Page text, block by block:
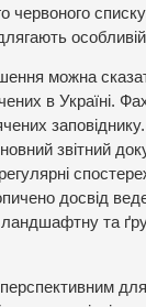
червоного
можна
в Україні.
звітний
досвід
ландшафтну та